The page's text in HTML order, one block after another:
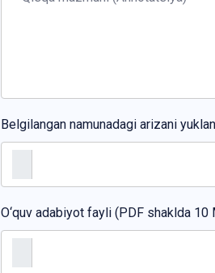
Belgilangan namunadagi arizani
O‘quv adabiyot fayli (PDF shaklda 10